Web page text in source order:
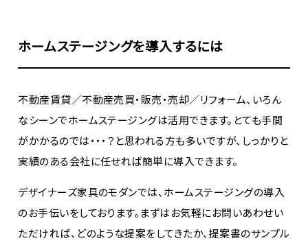
ホームステージングを導入するには
不動産賃貸／不動産売買・販売・売却／リフォーム、いろん
なシーンでホームステージングは活用できます。とても手間
がかかるのでは・・・？と思われる方も多いですが、しっかりと
実績のある会社に任せれば簡単に導入できます。
デザイナーズ家具のモダンでは、ホームステージングの導入
のお手伝いをしております。まずはお気軽にお問いあわせい
ただければ、どのような提案をしてきたか、提案書のサンプル